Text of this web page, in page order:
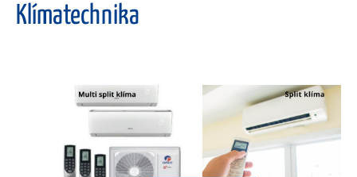
Klímatechnika